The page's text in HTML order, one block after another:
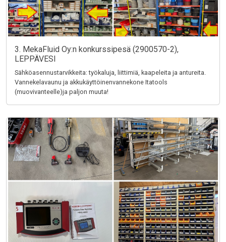
3. MekaFluid Oy:n konkurssipesä (2900570-2),
LEPPÄVESI
Sähköasennustarvikkeita: työkaluja, liittimiä, kaapeleita ja antureita.
Vannekelavaunu ja akkukäyttöinenvannekone Itatools
(muovivanteelle)ja paljon muuta!